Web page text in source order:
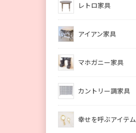
レトロ家具
アイアン家具
マホガニー家具
カントリー調家具
幸せを呼ぶアイテム